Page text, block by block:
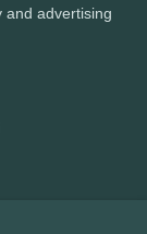
and advertising